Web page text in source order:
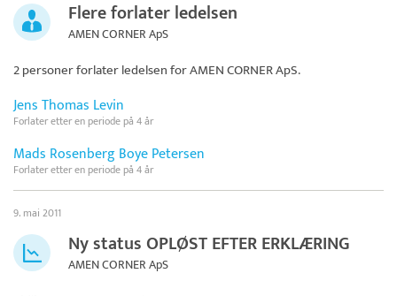
Flere forlater ledelsen
AMEN CORNER ApS
2 personer forlater ledelsen forAMEN CORNER ApS.
Jens Thomas Levin
Forlater etter en periode på 4 år
Mads Rosenberg Boye Petersen
Forlater etter en periode på 4 år
9. mai 2011
Ny status OPLØST EFTER ERKLÆRING
AMEN CORNER ApS